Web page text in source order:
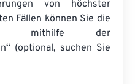
von höchster
Fällen können Sie die
mithilfe der
(optional, suchen Sie